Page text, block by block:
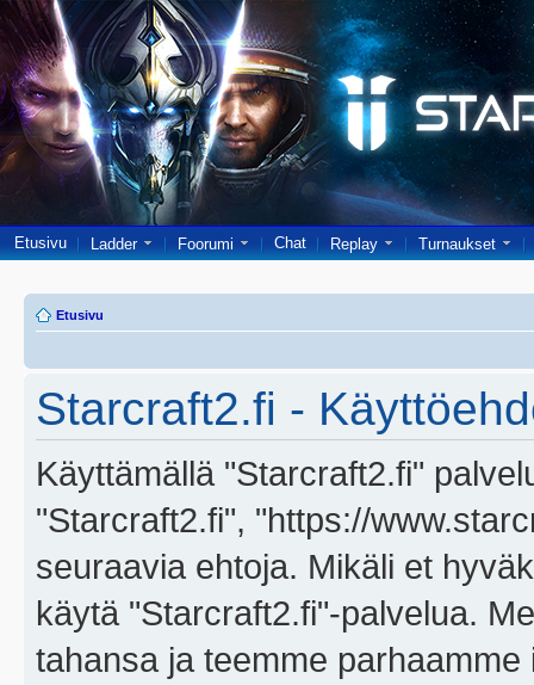
Etusivu Ladder Foorumi Chat Replay Turnaukset
Etusivu
Starcraft2.fi -
Käyttämällä "Starcraft2.fi"
"Starcraft2.fi", "https://
seuraavia ehtoja. Mikäli et
käytä "Starcraft2.fi"-palvelua.
tahansa ja teemme